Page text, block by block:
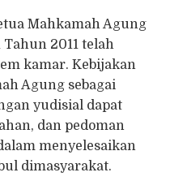
Mahkamah Agung
Tahun 2011 telah
kamar. Kebijakan
Agung sebagai
yudisial dapat
dan pedoman
menyelesaikan
dimasyarakat.